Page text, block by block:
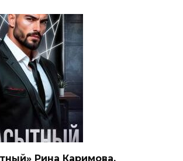
Рина Каримова,